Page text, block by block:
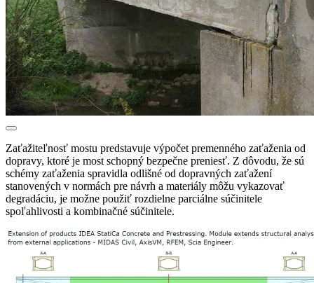
Zaťažiteľnosť mostu predstavuje výpočet premenného zaťaženia od
dopravy, ktoré je most schopný bezpečne preniesť. Z dôvodu, že sú
schémy zaťaženia spravidla odlišné od dopravných zaťažení
stanovených v normách pre návrh a materiály môžu vykazovať
degradáciu, je možne použiť rozdielne parciálne súčinitele
spoľahlivosti a kombinačné súčinitele.